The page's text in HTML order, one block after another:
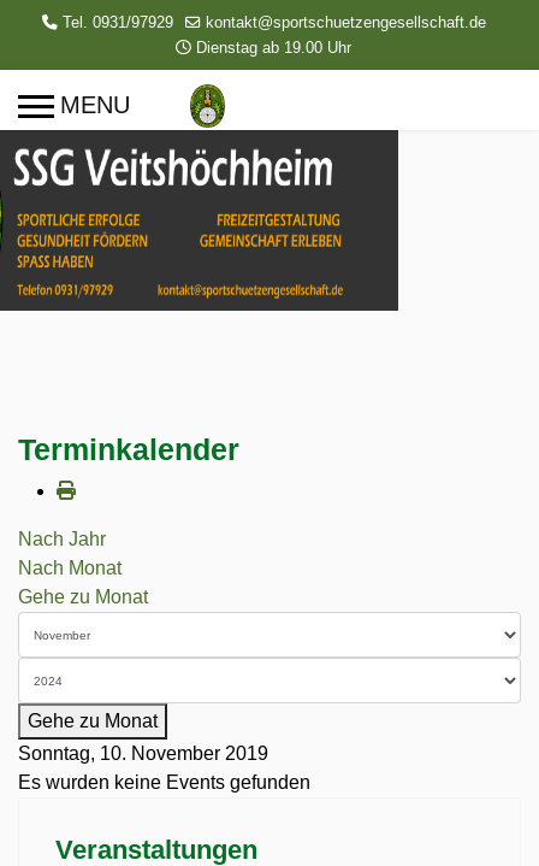
Tel. 0931/97929
kontakt@sportschuetzengesellschaft.de
Dienstag ab 19.00 Uhr
Terminkalender
Nach Jahr
Nach Monat
Gehe zu Monat
Gehe zu Monat
Sonntag, 10. November 2019
Es wurden keine Events gefunden
Veranstaltungen